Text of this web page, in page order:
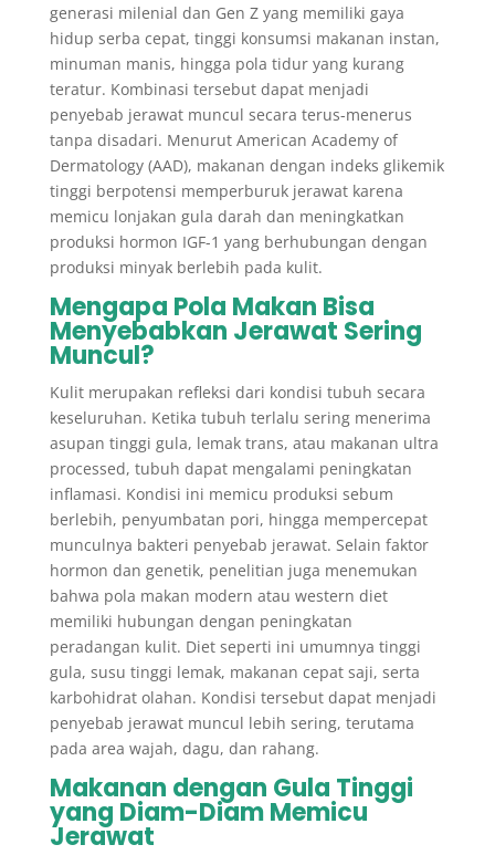
generasi milenial dan Gen Z yang memiliki gaya
hidup serba cepat, tinggi konsumsi makanan instan,
minuman manis, hingga pola tidur yang kurang
teratur. Kombinasi tersebut dapat menjadi
penyebab jerawat muncul secara terus-menerus
tanpa disadari. Menurut American Academy of
Dermatology (AAD), makanan dengan indeks glikemik
tinggi berpotensi memperburuk jerawat karena
memicu lonjakan gula darah dan meningkatkan
produksi hormon IGF-1 yang berhubungan dengan
produksi minyak berlebih pada kulit.
Mengapa Pola Makan Bisa
Menyebabkan Jerawat Sering
Muncul?
Kulit merupakan refleksi dari kondisi tubuh secara
keseluruhan. Ketika tubuh terlalu sering menerima
asupan tinggi gula, lemak trans, atau makanan ultra
processed, tubuh dapat mengalami peningkatan
inflamasi. Kondisi ini memicu produksi sebum
berlebih, penyumbatan pori, hingga mempercepat
munculnya bakteri penyebab jerawat. Selain faktor
hormon dan genetik, penelitian juga menemukan
bahwa pola makan modern atau western diet
memiliki hubungan dengan peningkatan
peradangan kulit. Diet seperti ini umumnya tinggi
gula, susu tinggi lemak, makanan cepat saji, serta
karbohidrat olahan. Kondisi tersebut dapat menjadi
penyebab jerawat muncul lebih sering, terutama
pada area wajah, dagu, dan rahang.
Makanan dengan Gula Tinggi
yang Diam-Diam Memicu
Jerawat